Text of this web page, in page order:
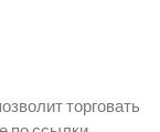
торговать